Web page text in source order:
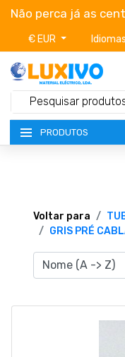
Não perca já as
€ EUR Idiomas
PRODUTOS
TERMOS E CONDIÇÕES
Voltar para
GRIS PRÉ